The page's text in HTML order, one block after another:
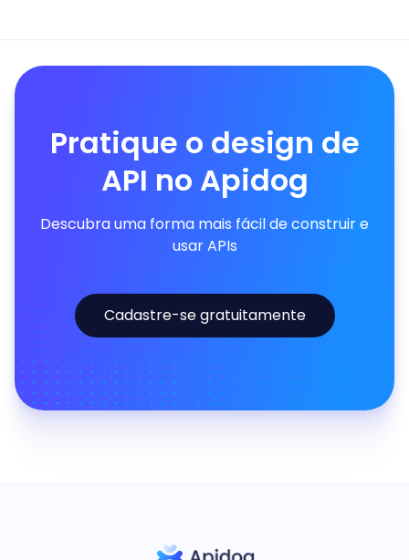
Pratique o design de
API no Apidog
Descubra uma forma mais fácil de construir e
usar APIs
Cadastre-se gratuitamente